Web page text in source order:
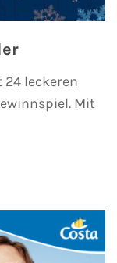
leckeren
Mit